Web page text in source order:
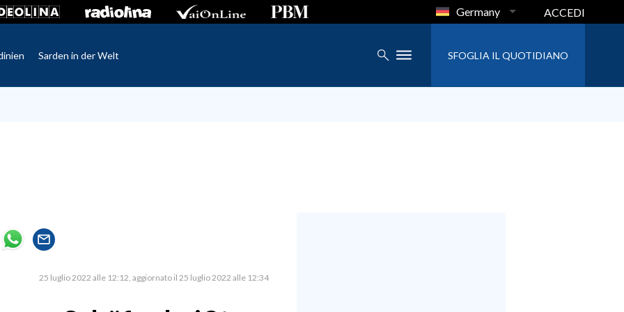
Germany ACCEDI
Sarden in der Welt SFOGLIA IL QUOTIDIANO
25 luglio 2022 alle 12:12 aggiornato il 25 luglio 2022 alle 12:34